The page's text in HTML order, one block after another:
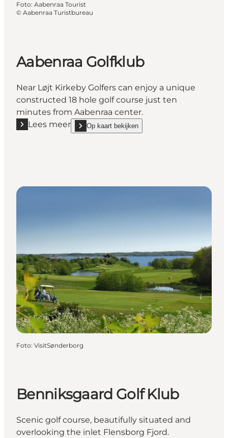
Foto: Aabenraa Tourist
© Aabenraa Turistbureau
Aabenraa Golfklub
Near Løjt Kirkeby Golfers can enjoy a unique
constructed 18 hole golf course just ten
minutes from Aabenraa center.
Lees meer
Lees meer "Aabenraa Golfklub"
Op kaart bekijken
show Aabenraa Golfklub on_map
Foto: VisitSønderborg
Benniksgaard Golf Klub
Scenic golf course, beautifully situated and
overlooking the inlet Flensborg Fjord.